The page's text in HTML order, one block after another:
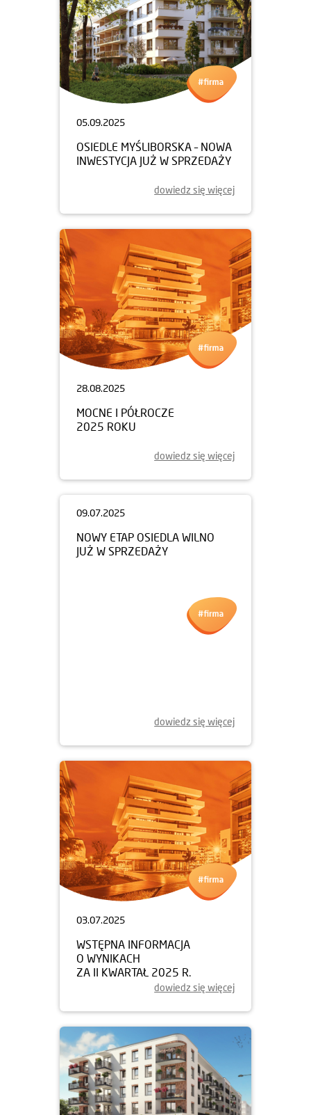
05.09.2025
OSIEDLE MYŚLIBORSKA – NOWA
INWESTYCJA JUŻ W SPRZEDAŻY
dowiedz się więcej
28.08.2025
MOCNE I PÓŁROCZE
2025 ROKU
dowiedz się więcej
dowiedz się więcej
03.07.2025
WSTĘPNA INFORMACJA
O WYNIKACH
ZA II KWARTAŁ 2025 R.
dowiedz się więcej